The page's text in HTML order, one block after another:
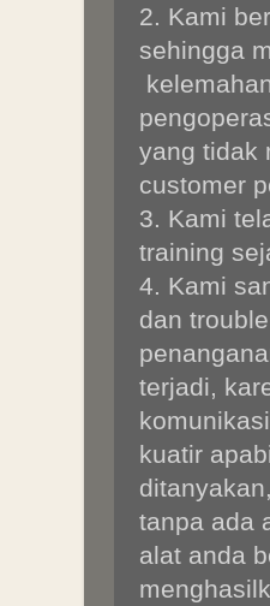
2. Kami
sehingga
yang tidak
customer
3. Kami
training
4. Kami
dan
terjadi,
kuatir
tanpa ada
alat anda